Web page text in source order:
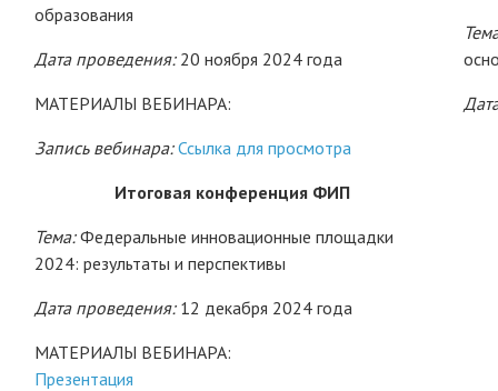
образования
Дата проведения:20 ноября 2024 года
МАТЕРИАЛЫ ВЕБИНАРА:
Запись вебинара: Ссылка для просмотра
Итоговая конференция ФИП
Тема:Федеральные инновационные площадки
2024: результаты и перспективы
Дата проведения:12 декабря 2024 года
МАТЕРИАЛЫ ВЕБИНАРА:
Презентация